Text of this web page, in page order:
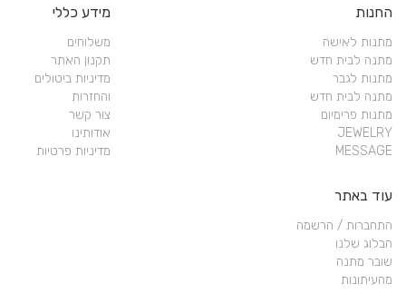
החנות
מתנות לאישה
מתנה לבית חדש
מתנות לגבר
מתנה לבית חדש
מתנות פרימיום
JEWELRY
MESSAGE
מידע כללי
משלוחים
תקנון האתר
מדיניות ביטולים
והחזרות
צור קשר
אודותינו
מדיניות פרטיות
עוד באתר
התחברות / הרשמה
הבלוג שלנו
שובר מתנה
מהעיתונות